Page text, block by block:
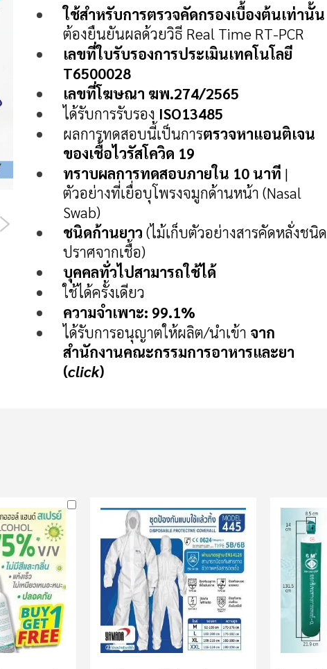
ใช้สำหรับการตรวจคัดกรองเบื้องต้นเท่านั้น
ต้องยืนยันผลด้วยวิธี Real Time RT-PCR
เลขที่ใบรับรองการประเมินเทคโนโลยี
T6500028
เลขที่โฆษณา ฆพ.274/2565
ได้รับการรับรอง ISO13485
ผลการทดสอบนี้เป็นการตรวจหาแอนติเจน
ของเชื้อไวรัสโควิด 19
ทราบผลการทดสอบภายใน 10 นาที |
ตัวอย่างที่เยื่อบุโพรงจมูกด้านหน้า (Nasal
Swab)
ชนิดก้านยาว (ไม้เก็บตัวอย่างสารคัดหลั่งชนิด
ปราศจากเชื้อ)
บุคคลทั่วไปสามารถใช้ได้
ใช้ได้ครั้งเดียว
ความจำเพาะ: 99.1%
ได้รับการอนุญาตให้ผลิต/นำเข้า จาก
สำนักงานคณะกรรมการอาหารและยา
(click)